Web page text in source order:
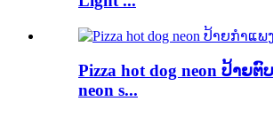
Pizza hot dog neon ປ້າຍຕົ
neon s...